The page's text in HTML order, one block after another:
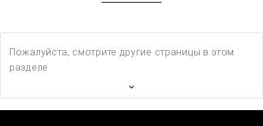
Пожалуйста, смотрите другие страницы в этом
разделе